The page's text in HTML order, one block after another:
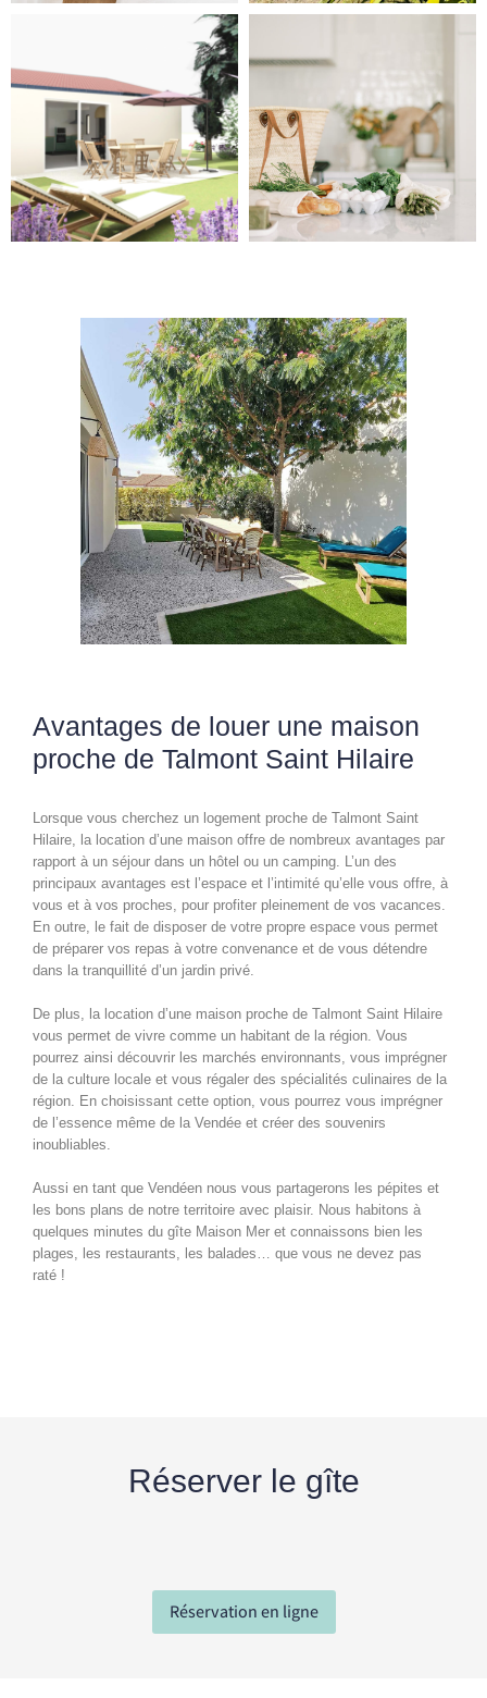
Avantages de louer une maison
proche de Talmont Saint Hilaire
Lorsque vous cherchez un logement proche de Talmont Saint
Hilaire, la location d’une maison offre de nombreux avantages par
rapport à un séjour dans un hôtel ou un camping. L’un des
principaux avantages est l’espace et l’intimité qu’elle vous offre, à
vous et à vos proches, pour profiter pleinement de vos vacances.
En outre, le fait de disposer de votre propre espace vous permet
de préparer vos repas à votre convenance et de vous détendre
dans la tranquillité d’un jardin privé.
De plus, la location d’une maison proche de Talmont Saint Hilaire
vous permet de vivre comme un habitant de la région. Vous
pourrez ainsi découvrir les marchés environnants, vous imprégner
de la culture locale et vous régaler des spécialités culinaires de la
région. En choisissant cette option, vous pourrez vous imprégner
de l’essence même de la Vendée et créer des souvenirs
inoubliables.
Aussi en tant que Vendéen nous vous partagerons les pépites et
les bons plans de notre territoire avec plaisir. Nous habitons à
quelques minutes du gîte Maison Mer et connaissons bien les
plages, les restaurants, les balades… que vous ne devez pas
raté !
Réserver le gîte
Réservation en ligne